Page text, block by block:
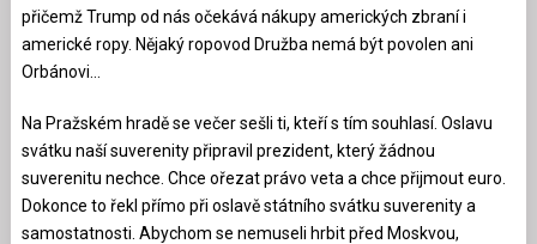
přičemž Trump od nás očekává nákupy amerických zbraní i
americké ropy. Nějaký ropovod Družba nemá být povolen ani
Orbánovi…
Na Pražském hradě se večer sešli ti, kteří s tím souhlasí. Oslavu
svátku naší suverenity připravil prezident, který žádnou
suverenitu nechce. Chce ořezat právo veta a chce přijmout euro.
Dokonce to řekl přímo při oslavě státního svátku suverenity a
samostatnosti. Abychom se nemuseli hrbit před Moskvou,